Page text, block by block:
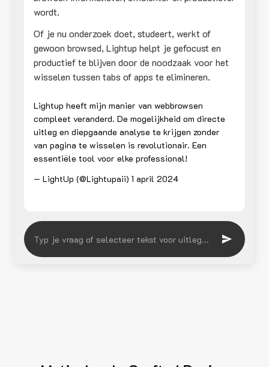
wordt.
Of je nu onderzoek doet, studeert, werkt of
gewoon browsed, Lightup helpt je gefocust en
productief te blijven door de noodzaak voor het
wisselen tussen tabs of apps te elimineren.
Lightup heeft mijn manier van webbrowsen
compleet veranderd. De mogelijkheid om directe
uitleg en diepgaande analyse te krijgen zonder
van pagina te wisselen is revolutionair. Een
essentiële tool voor elke professional!
— LightUp (@Lightupaii) 1 april 2024